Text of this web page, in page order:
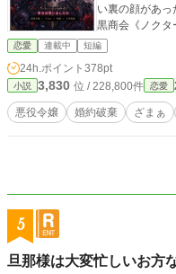
い裏の顔があ
黒商会《ノクターン》
女”として崇め
ない秘密が隠さ
られた正義。 やがて王国全土を巻き込む陰謀劇の幕が開く。
これは、涙で許
令嬢が、冷徹な
る逆転劇。 戴冠式の夜。 玉座の前で最後に笑うのは、“聖
恋愛 連載中 短編
24h.ポイント 378pt
小説 3,830 位 / 228,800件 恋愛
悪役令嬢 婚約破棄 ざまぁ
5
旦那様は大変忙しいお方